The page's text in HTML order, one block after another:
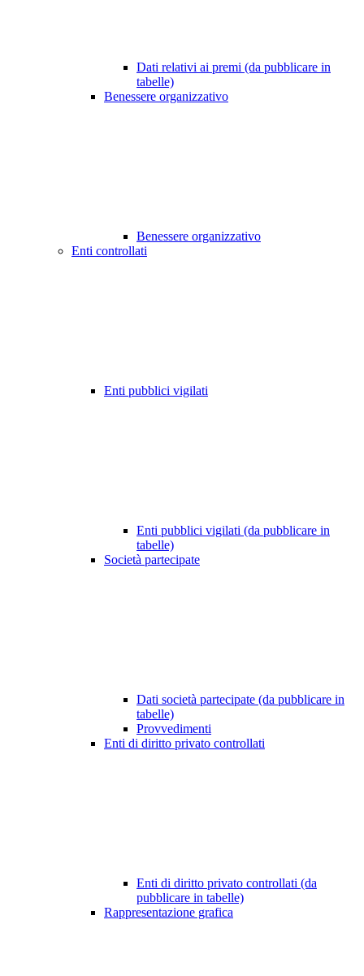
Dati relativi ai premi (da pubblicare in
tabelle)
Benessere organizzativo
Benessere organizzativo
Enti controllati
Enti pubblici vigilati
Enti pubblici vigilati (da pubblicare in
tabelle)
Società partecipate
Dati società partecipate (da pubblicare in
tabelle)
Provvedimenti
Enti di diritto privato controllati
Enti di diritto privato controllati (da
pubblicare in tabelle)
Rappresentazione grafica